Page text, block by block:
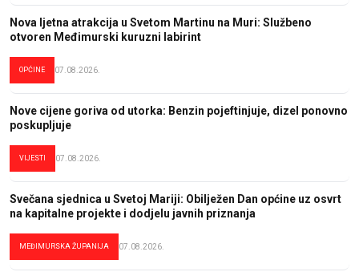
Nova ljetna atrakcija u Svetom Martinu na Muri: Službeno
otvoren Međimurski kuruzni labirint
OPĆINE 07.08.2026.
Nove cijene goriva od utorka: Benzin pojeftinjuje, dizel ponovno
poskupljuje
VIJESTI 07.08.2026.
Svečana sjednica u Svetoj Mariji: Obilježen Dan općine uz osvrt
na kapitalne projekte i dodjelu javnih priznanja
MEĐIMURSKA ŽUPANIJA 07.08.2026.